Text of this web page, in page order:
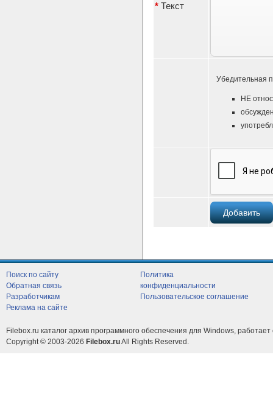
* Текст
Убедительная
НЕ
Поиск по сайту
Обратная связь
Разработчикам
Реклама на сайте
Политика
конфиденциальности
Пользовательское соглашение
Filebox.ru каталог архив программного обеспечения для Windows, работает
Copyright © 2003-2026 Filebox.ruAll Rights Reserved.